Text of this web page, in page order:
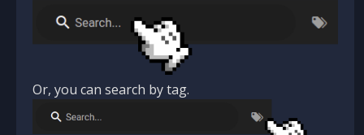
Or, you can search by tag.